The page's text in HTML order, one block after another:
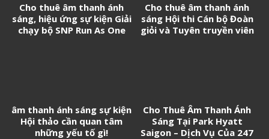
Cho thuê âm thanh ánh
sáng, hiệu ứng sự kiện Giải
chạy bộ SNP Run As One
Cho thuê âm thanh ánh
sáng Hội thi Cán bộ Đoàn
giỏi và Tuyên truyền viên
âm thanh ánh sáng sự kiện
Hội thảo cần quan tâm
những yếu tố gì!
Cho Thuê Âm Thanh Ánh
Sáng Tại Park Hyatt
Saigon – Dịch Vụ Của 247